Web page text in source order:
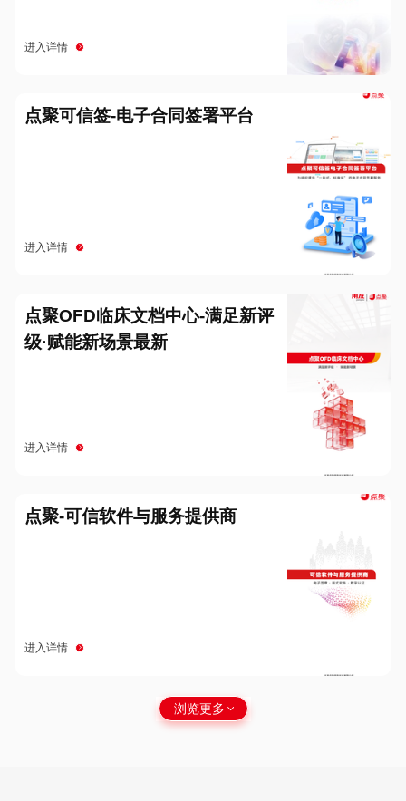
进入详情
点聚可信签-电子合同签署平台
进入详情
点聚OFD临床文档中心-满足新评
级·赋能新场景最新
进入详情
点聚-可信软件与服务提供商
进入详情
浏览更多